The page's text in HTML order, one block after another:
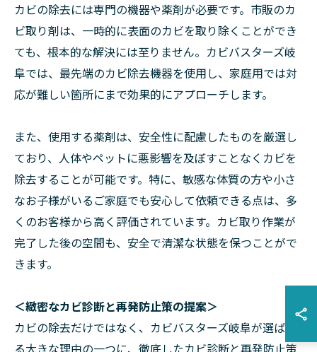
カビの除去には専門の機器や薬剤が必要です。市販のカ
ビ取り剤は、一時的に表面のカビを取り除くことができ
ても、根本的な解決には至りません。カビバスターズ岐
阜では、最先端のカビ除去機器を使用し、家庭用では対
応が難しい箇所にまで効果的にアプローチします。
また、使用する薬剤は、安全性に配慮したものを厳選し
ており、人体やペットに悪影響を及ぼすことなくカビを
除去することが可能です。特に、敏感な体質の方や小さ
なお子様がいるご家庭でも安心して依頼できる点は、多
くのお客様から高く評価されています。カビ取り作業が
完了した後の空間も、安全で清潔な状態を保つことがで
きます。
＜緻密なカビ診断と再発防止策の提案＞
カビの除去だけではなく、カビバスターズ岐阜が選ばれ
る大きな理由の一つに、徹底したカビ診断と再発防止策